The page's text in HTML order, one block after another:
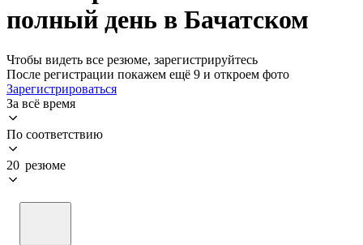
полный день в Бачатском
Чтобы видеть все резюме, зарегистрируйтесь
После регистрации покажем ещё 9 и откроем фото
Зарегистрироваться
За всё время
По соответствию
20 резюме